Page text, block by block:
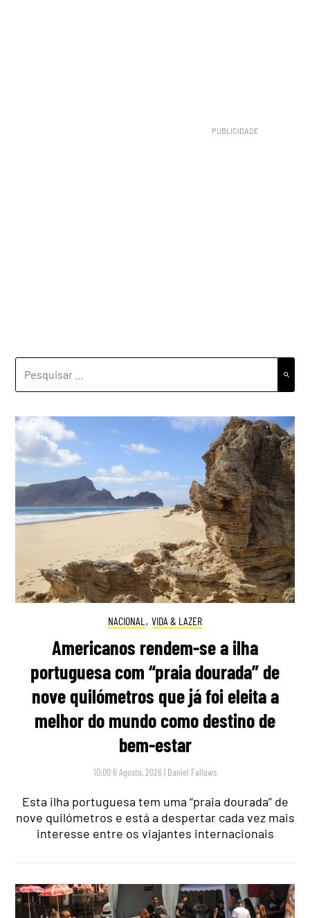
NACIONAL , VIDA & LAZER
Americanos rendem-se a ilha
portuguesa com “praia dourada” de
nove quilómetros que já foi eleita a
melhor do mundo como destino de
bem-estar
10:00 6 Agosto, 2026 | Daniel Fallows
Esta ilha portuguesa tem uma “praia dourada” de
nove quilómetros e está a despertar cada vez mais
interesse entre os viajantes internacionais